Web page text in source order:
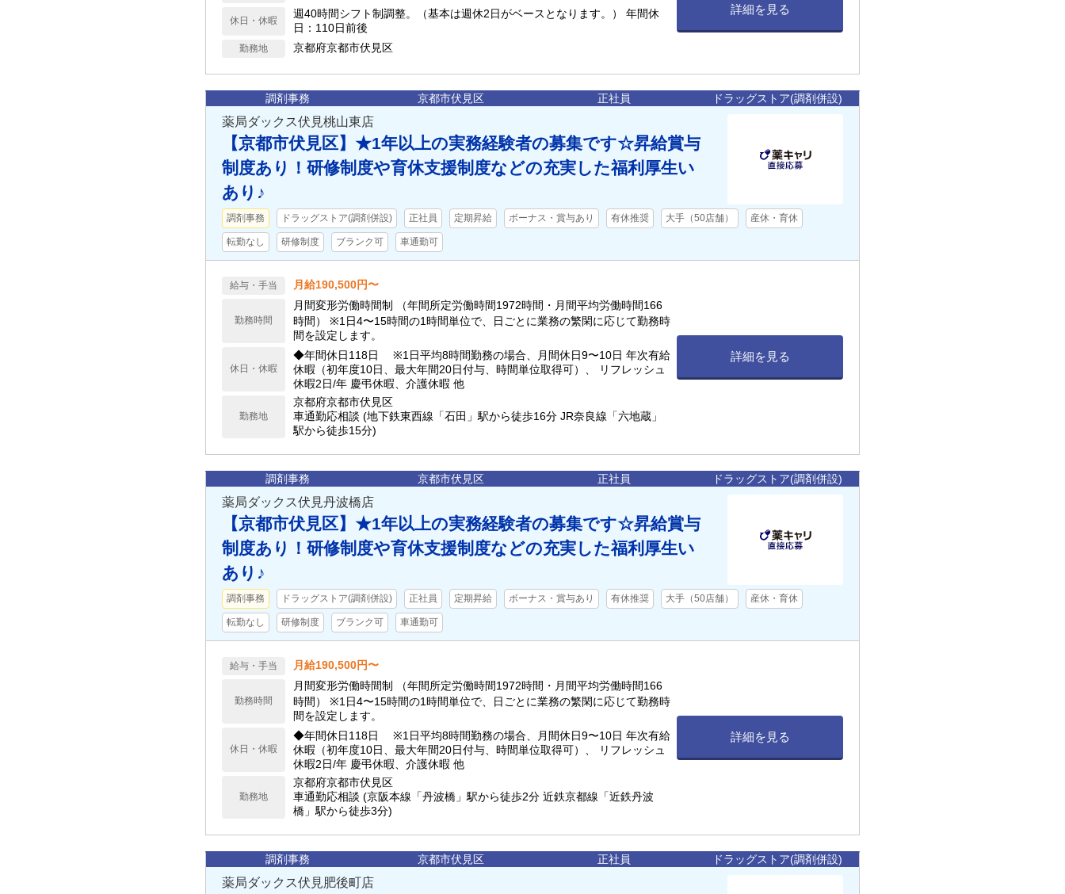
休日・休暇
週40時間シフト制調整。（基本は週休2日がベースとなります。） 年間休
日：110日前後
勤務地 京都府京都市伏見区
詳細を見る
調剤事務 京都市伏見区 正社員 ドラッグストア(調剤併設)
薬局ダックス伏見桃山東店
【京都市伏見区】★1年以上の実務経験者の募集です☆昇給賞与
制度あり！研修制度や育休支援制度などの充実した福利厚生い
あり♪
調剤事務 ドラッグストア(調剤併設) 正社員 定期昇給 ボーナス・賞与あり 有休推奨 大手（50店舗） 産休・育休
転勤なし 研修制度 ブランク可 車通勤可
給与・手当 月給190,500円〜
勤務時間
月間変形労働時間制 （年間所定労働時間1972時間・月間平均労働時間166
時間） ※1日4〜15時間の1時間単位で、日ごとに業務の繁閑に応じて勤務時
間を設定します。
休日・休暇
◆年間休日118日 ※1日平均8時間勤務の場合、月間休日9〜10日 年次有給
休暇（初年度10日、最大年間20日付与、時間単位取得可）、 リフレッシュ
休暇2日/年 慶弔休暇、介護休暇 他
勤務地
京都府京都市伏見区
車通勤応相談 (地下鉄東西線「石田」駅から徒歩16分 JR奈良線「六地蔵」
駅から徒歩15分)
詳細を見る
調剤事務 京都市伏見区 正社員 ドラッグストア(調剤併設)
薬局ダックス伏見丹波橋店
【京都市伏見区】★1年以上の実務経験者の募集です☆昇給賞与
制度あり！研修制度や育休支援制度などの充実した福利厚生い
あり♪
調剤事務 ドラッグストア(調剤併設) 正社員 定期昇給 ボーナス・賞与あり 有休推奨 大手（50店舗） 産休・育休
転勤なし 研修制度 ブランク可 車通勤可
給与・手当 月給190,500円〜
勤務時間
月間変形労働時間制 （年間所定労働時間1972時間・月間平均労働時間166
時間） ※1日4〜15時間の1時間単位で、日ごとに業務の繁閑に応じて勤務時
間を設定します。
休日・休暇
◆年間休日118日 ※1日平均8時間勤務の場合、月間休日9〜10日 年次有給
休暇（初年度10日、最大年間20日付与、時間単位取得可）、 リフレッシュ
休暇2日/年 慶弔休暇、介護休暇 他
勤務地
京都府京都市伏見区
車通勤応相談 (京阪本線「丹波橋」駅から徒歩2分 近鉄京都線「近鉄丹波
橋」駅から徒歩3分)
詳細を見る
調剤事務 京都市伏見区 正社員 ドラッグストア(調剤併設)
薬局ダックス伏見肥後町店